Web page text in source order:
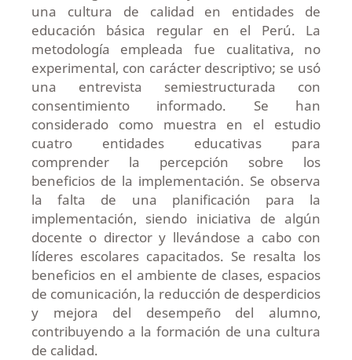
una cultura de calidad en entidades de
educación básica regular en el Perú. La
metodología empleada fue cualitativa, no
experimental, con carácter descriptivo; se usó
una entrevista semiestructurada con
consentimiento informado. Se han
considerado como muestra en el estudio
cuatro entidades educativas para
comprender la percepción sobre los
beneficios de la implementación. Se observa
la falta de una planificación para la
implementación, siendo iniciativa de algún
docente o director y llevándose a cabo con
líderes escolares capacitados. Se resalta los
beneficios en el ambiente de clases, espacios
de comunicación, la reducción de desperdicios
y mejora del desempeño del alumno,
contribuyendo a la formación de una cultura
de calidad.